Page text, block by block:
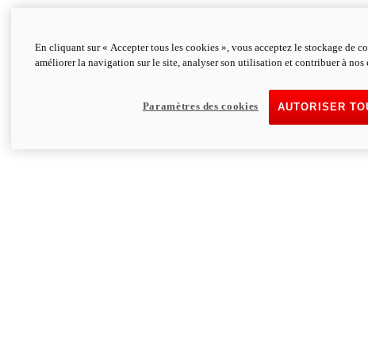
En cliquant sur « Accepter tous les cookies », vous acceptez le stockage de
améliorer la navigation sur le site, analyser son utilisation et contribuer à nos
AUTORISER
Paramètres des cookies